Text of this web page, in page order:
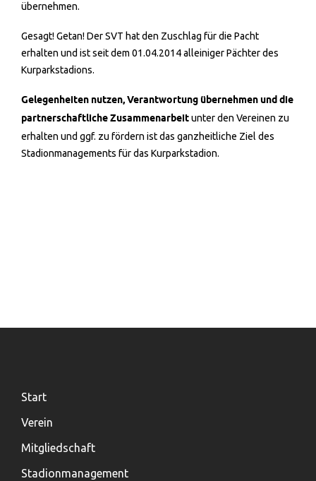
übernehmen.
Gesagt! Getan! Der SVT hat den Zuschlag für die Pacht
erhalten und ist seit dem 01.04.2014 alleiniger Pächter des
Kurparkstadions.
Gelegenheiten nutzen, Verantwortung übernehmen und die
partnerschaftliche Zusammenarbeitunter den Vereinen zu
erhalten und ggf. zu fördern ist das ganzheitliche Ziel des
Stadionmanagements für das Kurparkstadion.
Start
Verein
Mitgliedschaft
Stadionmanagement